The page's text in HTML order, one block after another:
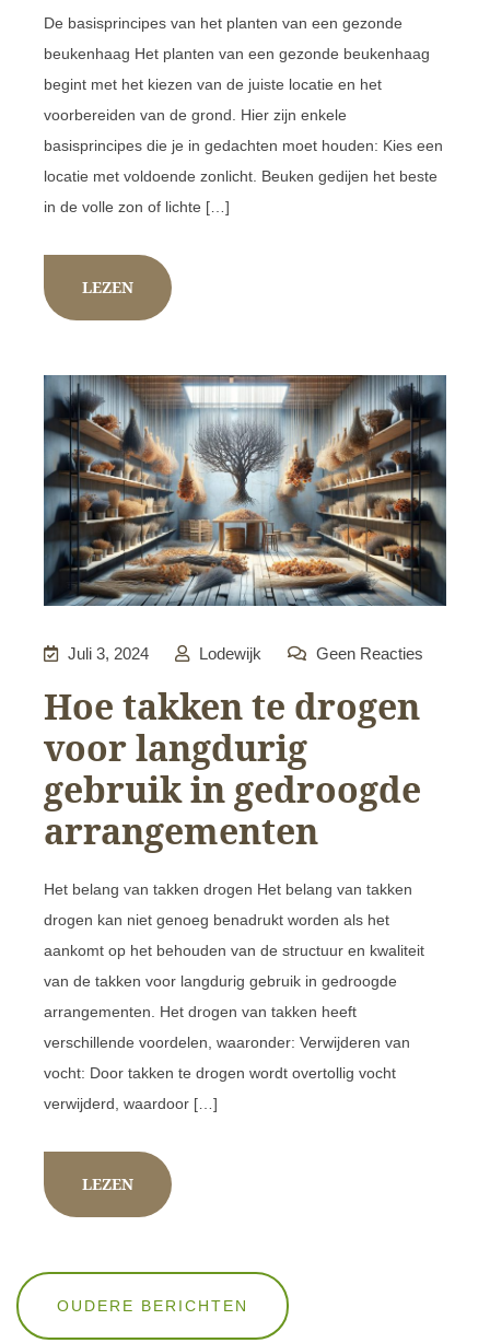
De basisprincipes van het planten van een gezonde
beukenhaag Het planten van een gezonde beukenhaag
begint met het kiezen van de juiste locatie en het
voorbereiden van de grond. Hier zijn enkele
basisprincipes die je in gedachten moet houden: Kies een
locatie met voldoende zonlicht. Beuken gedijen het beste
in de volle zon of lichte […]
LEZEN
Juli 3, 2024 Lodewijk Geen Reacties
Hoe takken te drogen
voor langdurig
gebruik in gedroogde
arrangementen
Het belang van takken drogen Het belang van takken
drogen kan niet genoeg benadrukt worden als het
aankomt op het behouden van de structuur en kwaliteit
van de takken voor langdurig gebruik in gedroogde
arrangementen. Het drogen van takken heeft
verschillende voordelen, waaronder: Verwijderen van
vocht: Door takken te drogen wordt overtollig vocht
verwijderd, waardoor […]
LEZEN
Berichten
OUDERE BERICHTEN